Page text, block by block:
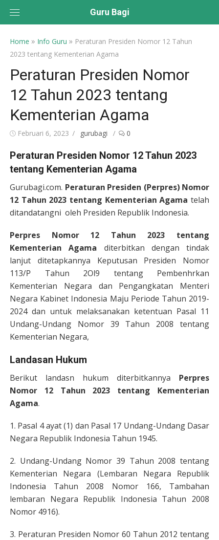
Guru Bagi
Home » Info Guru » Peraturan Presiden Nomor 12 Tahun
2023 tentang Kementerian Agama
Peraturan Presiden Nomor
12 Tahun 2023 tentang
Kementerian Agama
Posted
Februari 6, 2023 Author
gurubagi 0
Peraturan Presiden Nomor 12 Tahun 2023
tentang Kementerian Agama
Gurubagi.com. Peraturan Presiden (Perpres) Nomor
12 Tahun 2023 tentang Kementerian Agama telah
ditandatangni oleh Presiden Republik Indonesia.
Perpres Nomor 12 Tahun 2023 tentang
Kementerian Agama diterbitkan dengan tindak
lanjut ditetapkannya Keputusan Presiden Nomor
113/P Tahun 2Ol9 tentang Pembenhrkan
Kementerian Negara dan Pengangkatan Menteri
Negara Kabinet Indonesia Maju Periode Tahun 2019-
2024 dan untuk melaksanakan ketentuan Pasal 11
Undang-Undang Nomor 39 Tahun 2008 tentang
Kementerian Negara,
Landasan Hukum
Berikut landasn hukum diterbitkannya Perpres
Nomor 12 Tahun 2023 tentang Kementerian
Agama.
1. Pasal 4 ayat (1) dan Pasal 17 Undang-Undang Dasar
Negara Republik Indonesia Tahun 1945.
2. Undang-Undang Nomor 39 Tahun 2008 tentang
Kementerian Negara (Lembaran Negara Republik
Indonesia Tahun 2008 Nomor 166, Tambahan
lembaran Negara Republik Indonesia Tahun 2008
Nomor 4916).
3. Peraturan Presiden Nomor 60 Tahun 2012 tentang